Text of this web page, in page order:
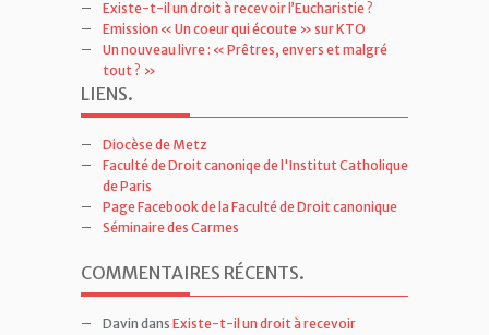
Existe-t-il un droit à recevoir l’Eucharistie ?
Emission « Un coeur qui écoute » sur KTO
Un nouveau livre : « Prêtres, envers et malgré
tout ? »
LIENS.
Diocèse de Metz
Faculté de Droit canoniqe de l'Institut Catholique
de Paris
Page Facebook de la Faculté de Droit canonique
Séminaire des Carmes
COMMENTAIRES RÉCENTS.
Davin dans Existe-t-il un droit à recevoir